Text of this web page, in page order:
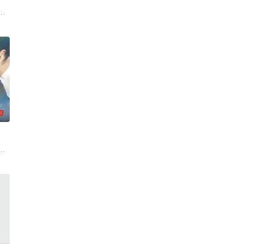
的冲绳。与母亲朱音、妹妹舞一起生活的照屋踊，憧憬舞蹈学校的丽莎，开